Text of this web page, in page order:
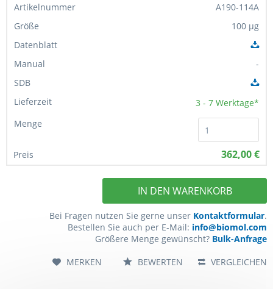
A190-114A
100 µg
-
3 - 7 Werktage*
362,00 €
IN DEN WARENKORB
Bei Fragen nutzen Sie gerne unser Kontaktformular.
Bestellen Sie auch per E-Mail: info@biomol.com
Größere Menge gewünscht? Bulk-Anfrage
VERGLEICHEN
MERKEN BEWERTEN